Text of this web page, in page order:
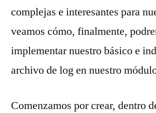
complejas e interesantes para
veamos cómo, finalmente,
implementar nuestro básico e
archivo de log en nuestro
Comenzamos por crear, dentro